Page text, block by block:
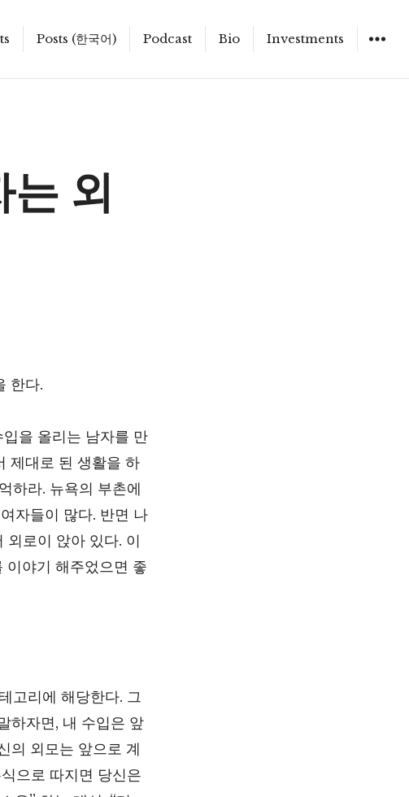
Posts (한국어) Podcast Bio Investments
외
한다.
을 올리는 남자를 만
제대로 된 생활을 하
하라. 뉴욕의 부촌에
자들이 많다. 반면 나
로이 앉아 있다. 이
이야기 해주었으면 좋
고리에 해당한다. 그
하자면, 내 수입은 앞
의 외모는 앞으로 계
으로 따지면 당신은